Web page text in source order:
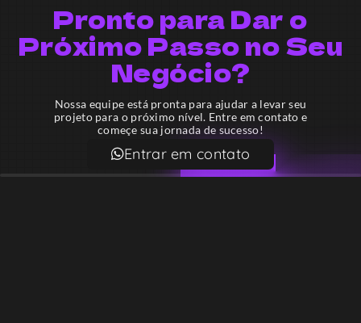
Pronto para Dar o
Próximo Passo no Seu
Negócio?
Nossa equipe está pronta para ajudar a levar seu
projeto para o próximo nível. Entre em contato e
começe sua jornada de sucesso!
Entrar em contato